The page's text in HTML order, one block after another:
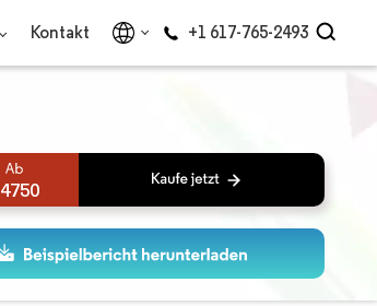
Kontakt +1 617-765-2493
4750